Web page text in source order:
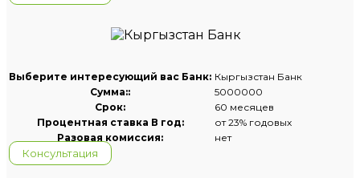
Выберите интересующий вас Банк: Кыргызстан Банк
Сумма::
5000000
Срок:
60 месяцев
Процентная ставка В год:
от 23% годовых
Разовая комиссия:
нет
Консультация